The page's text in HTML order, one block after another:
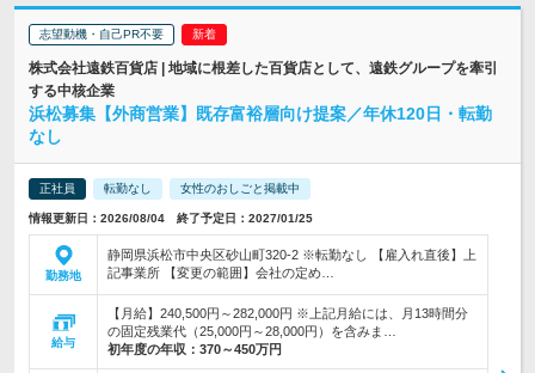
志望動機・自己PR不要
株式会社遠鉄百貨店 | 地域に根差した百貨店として、遠鉄グループを牽引
する中核企業
浜松募集【外商営業】既存富裕層向け提案／年休120日・転勤
なし
正社員 転勤なし 女性のおしごと掲載中
情報更新日：2026/08/04 終了予定日：2027/01/25
勤務地
静岡県浜松市中央区砂山町320-2 ※転勤なし 【雇入れ直後】上
記事業所 【変更の範囲】会社の定め…
給与
【月給】240,500円～282,000円 ※上記月給には、月13時間分
の固定残業代（25,000円～28,000円）を含みま…
初年度の年収： 370～450万円